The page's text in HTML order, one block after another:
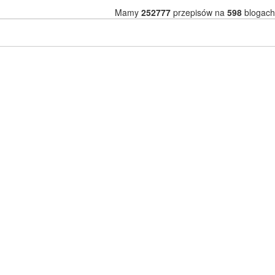
Mamy 252777przepisów na 598